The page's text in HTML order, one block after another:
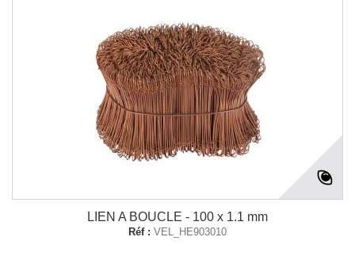
LIEN A BOUCLE - 100 x 1.1 mm
Réf : VEL_HE903010